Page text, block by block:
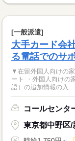
[一般派遣]
大手カード会
る電話でのサ
▼在留外国人向けの
ート ・外国人向けの
語）の追加情報の入...
コールセンタ
東京都中野区/